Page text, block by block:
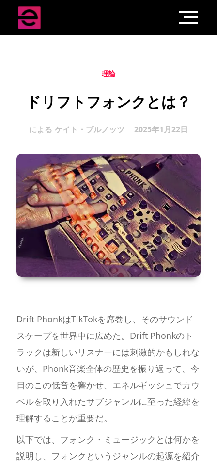
理論
ドリフトフォンクとは？
による ケイト・ブルノッツ 2025年1月22日
Drift PhonkはTikTokを席巻し、そのサウンド
スケープを世界中に広めた。Drift Phonkのト
ラックは新しいリスナーには刺激的かもしれな
いが、Phonk音楽全体の歴史を振り返って、今
日のこの低音を響かせ、エネルギッシュでカウ
ベルを取り入れたサブジャンルに至った経緯を
理解することが重要だ。
以下では、フォンク・ミュージックとは何かを
説明し、フォンクというジャンルの起源を紹介